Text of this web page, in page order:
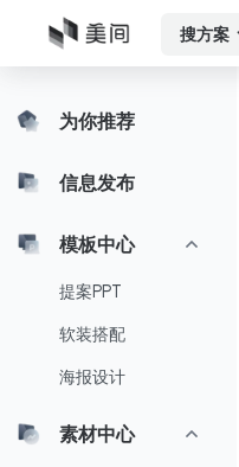
搜方案
为你推荐
信息发布
模板中心
提案PPT
软装搭配
海报设计
素材中心